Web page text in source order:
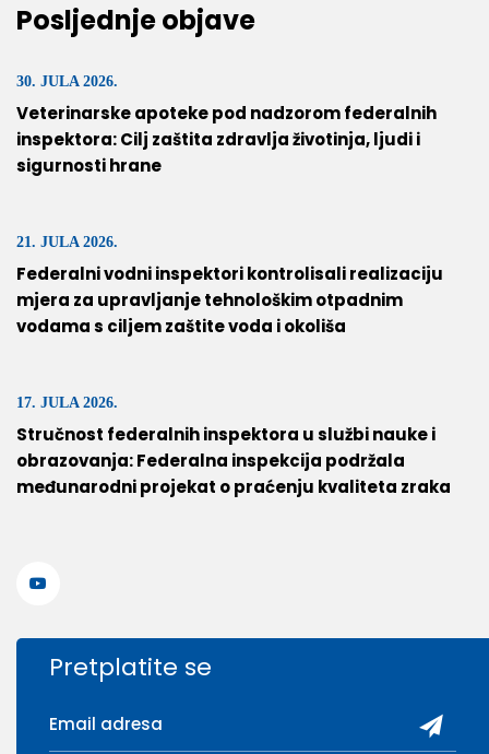
Posljednje objave
30. JULA 2026.
Veterinarske apoteke pod nadzorom federalnih
inspektora: Cilj zaštita zdravlja životinja, ljudi i
sigurnosti hrane
21. JULA 2026.
Federalni vodni inspektori kontrolisali realizaciju
mjera za upravljanje tehnološkim otpadnim
vodama s ciljem zaštite voda i okoliša
17. JULA 2026.
Stručnost federalnih inspektora u službi nauke i
obrazovanja: Federalna inspekcija podržala
međunarodni projekat o praćenju kvaliteta zraka
Pretplatite se